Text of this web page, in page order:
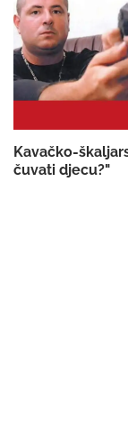
Kavačko-
čuvati djecu?"